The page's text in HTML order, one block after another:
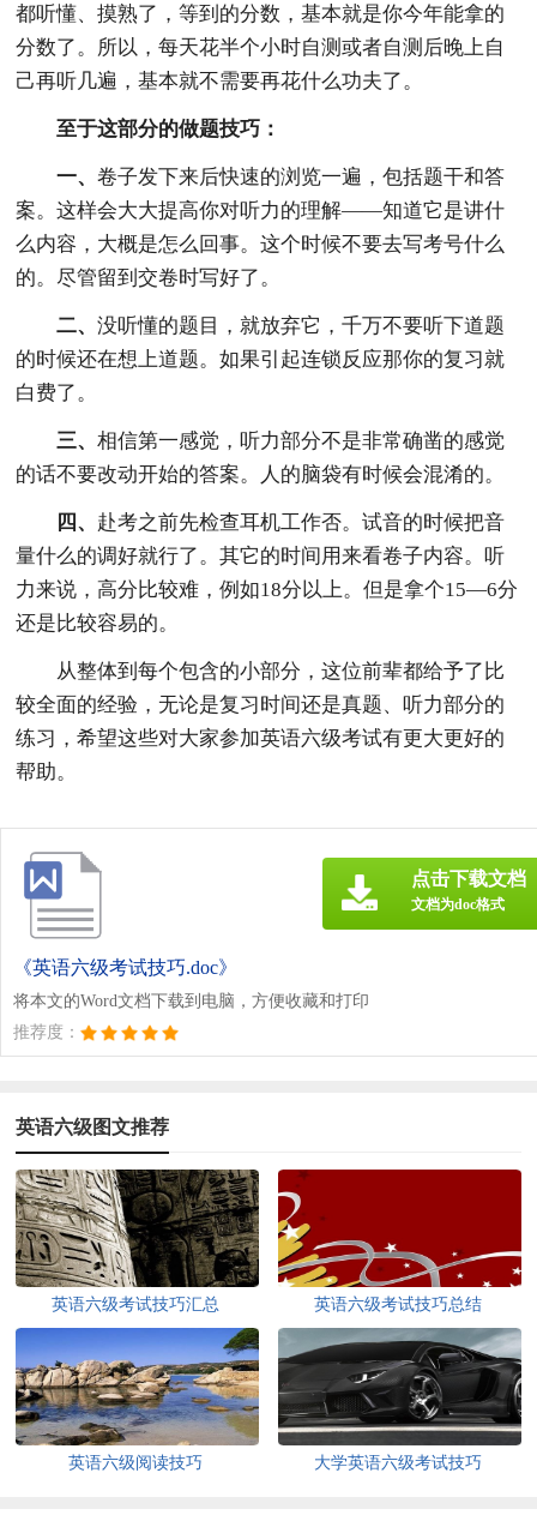
都听懂、摸熟了，等到的分数，基本就是你今年能拿的
分数了。所以，每天花半个小时自测或者自测后晚上自
己再听几遍，基本就不需要再花什么功夫了。
至于这部分的做题技巧：
一、卷子发下来后快速的浏览一遍，包括题干和答
案。这样会大大提高你对听力的理解——知道它是讲什
么内容，大概是怎么回事。这个时候不要去写考号什么
的。尽管留到交卷时写好了。
二、没听懂的题目，就放弃它，千万不要听下道题
的时候还在想上道题。如果引起连锁反应那你的复习就
白费了。
三、相信第一感觉，听力部分不是非常确凿的感觉
的话不要改动开始的答案。人的脑袋有时候会混淆的。
四、 赴考之前先检查耳机工作否。试音的时候把音
量什么的调好就行了。其它的时间用来看卷子内容。听
力来说，高分比较难，例如18分以上。但是拿个15—6分
还是比较容易的。
从整体到每个包含的小部分，这位前辈都给予了比
较全面的经验，无论是复习时间还是真题、听力部分的
练习，希望这些对大家参加英语六级考试有更大更好的
帮助。
《英语六级考试技巧.doc》
将本文的Word文档下载到电脑，方便收藏和打印
推荐度：
点击下载文档
文档为doc格式
英语六级图文推荐
英语六级考试技巧汇总 英语六级考试技巧总结
英语六级阅读技巧 大学英语六级考试技巧